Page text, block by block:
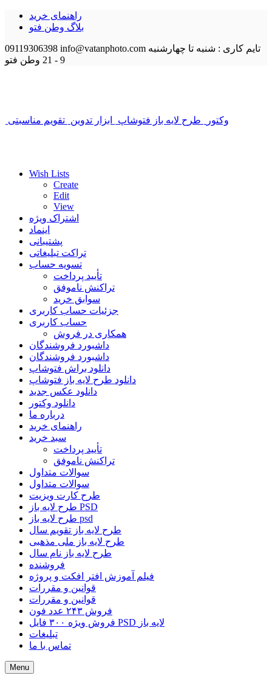
راهنمای خرید
بلاگ وطن فتو
09119306398 info@vatanphoto.com تایم کاری : شنبه تا چهارشنبه
9 - 21
وطن فتو
وکتور طرح لایه باز فتوشاپ ابزار تدوین تقویم مناسبتی
Wish Lists
Create
Edit
View
اشتراک ویژه
اینماد
پشتیبانی
تراکت تبلیغاتی
تسویه حساب
تأیید پرداخت
تراکنش ناموفق
سوابق خرید
جزئیات حساب کاربری
حساب کاربری
همکاری در فروش
داشبورد فروشندگان
داشبورد فروشندگان
دانلود براش فتوشاپ
دانلود طرح لایه باز فتوشاپ
دانلود عکس جدید
دانلود وکتور
درباره ما
راهنمای خرید
سبد خرید
تأیید پرداخت
تراکنش ناموفق
سوالات متداول
سوالات متداول
طرح کارت ویزیت
طرح لایه باز PSD
طرح لایه باز psd
طرح لایه باز تقویم سال
طرح لایه باز ملی مذهبی
طرح لایه باز نام سال
فروشنده
فیلم آموزش افتر افکت و پروژه
قوانین و مقررات
قوانین و مقررات
فروش ۲۴۳ عدد فون
فروش ویژه ۳۰۰ فایل PSD لایه باز
تبلیغات
تماس با ما
Menu